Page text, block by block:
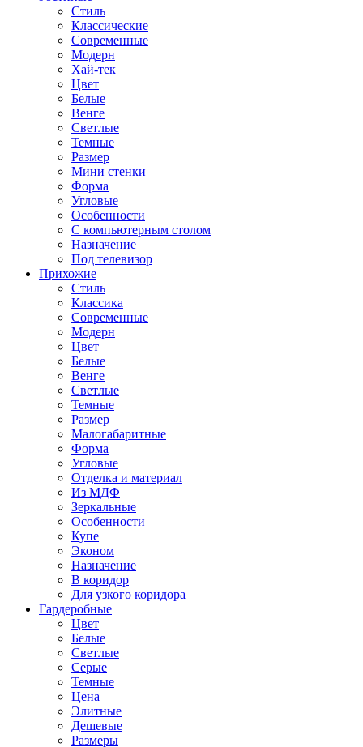
Стиль
Классические
Современные
Модерн
Хай-тек
Цвет
Белые
Венге
Светлые
Темные
Размер
Мини стенки
Форма
Угловые
Особенности
С компьютерным столом
Назначение
Под телевизор
Прихожие
Стиль
Классика
Современные
Модерн
Цвет
Белые
Венге
Светлые
Темные
Размер
Малогабаритные
Форма
Угловые
Отделка и материал
Из МДФ
Зеркальные
Особенности
Купе
Эконом
Назначение
В коридор
Для узкого коридора
Гардеробные
Цвет
Белые
Светлые
Серые
Темные
Цена
Элитные
Дешевые
Размеры